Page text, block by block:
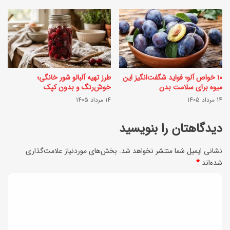
ب
ا
س
ب
ز
ی
ش
ک
"
ب
د
و
ن
۱۰ خواص آلو؛ فواید شگفت‌انگیز این
میوه برای سلامت بدن
14 مرداد 1405
طرز تهیه آلبالو شور خانگی؛
خوش‌رنگ و بدون کپک
14 مرداد 1405
دیدگاهتان را بنویسید
نشانی ایمیل شما منتشر نخواهد شد. بخش‌های موردنیاز علامت‌گذاری
شده‌اند *